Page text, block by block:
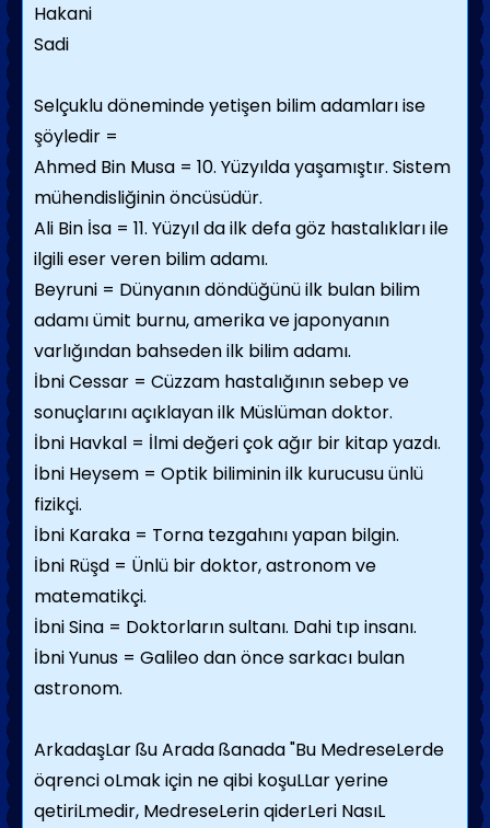
Hakani
Sadi
Selçuklu döneminde yetişen bilim adamları ise
şöyledir =
Ahmed Bin Musa = 10. Yüzyılda yaşamıştır. Sistem
mühendisliğinin öncüsüdür.
Ali Bin İsa = 11. Yüzyıl da ilk defa göz hastalıkları ile
ilgili eser veren bilim adamı.
Beyruni = Dünyanın döndüğünü ilk bulan bilim
adamı ümit burnu, amerika ve japonyanın
varlığından bahseden ilk bilim adamı.
İbni Cessar = Cüzzam hastalığının sebep ve
sonuçlarını açıklayan ilk Müslüman doktor.
İbni Havkal = İlmi değeri çok ağır bir kitap yazdı.
İbni Heysem = Optik biliminin ilk kurucusu ünlü
fizikçi.
İbni Karaka = Torna tezgahını yapan bilgin.
İbni Rüşd = Ünlü bir doktor, astronom ve
matematikçi.
İbni Sina = Doktorların sultanı. Dahi tıp insanı.
İbni Yunus = Galileo dan önce sarkacı bulan
astronom.
ArkadaşLar ßu Arada ßanada "Bu MedreseLerde
öqrenci oLmak için ne qibi koşuLLar yerine
qetiriLmedir, MedreseLerin qiderLeri NasıL